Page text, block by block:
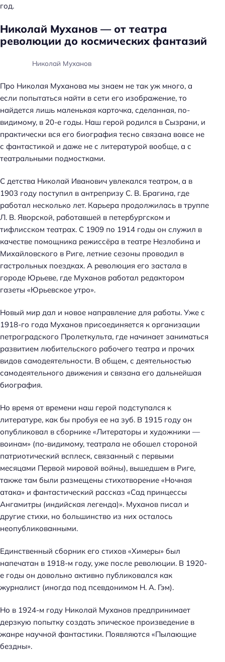
год.
Николай Муханов — от театра
революции до космических фантазий
Николай Муханов
Про Николая Муханова мы знаем не так уж много, а
если попытаться найти в сети его изображение, то
найдется лишь маленькая карточка, сделанная, по-
видимому, в 20-е годы. Наш герой родился в Сызрани, и
практически вся его биография тесно связана вовсе не
с фантастикой и даже не с литературой вообще, а с
театральными подмостками.
С детства Николай Иванович увлекался театром, а в
1903 году поступил в антрепризу С. В. Брагина, где
работал несколько лет. Карьера продолжилась в труппе
Л. В. Яворской, работавшей в петербургском и
тифлисском театрах. С 1909 по 1914 годы он служил в
качестве помощника режиссёра в театре Незлобина и
Михайловского в Риге, летние сезоны проводил в
гастрольных поездках. А революция его застала в
городе Юрьеве, где Муханов работал редактором
газеты «Юрьевское утро».
Новый мир дал и новое направление для работы. Уже с
1918-го года Муханов присоединяется к организации
петроградского Пролеткульта, где начинает заниматься
развитием любительского рабочего театра и прочих
видов самодеятельности. В общем, с деятельностью
самодеятельного движения и связана его дальнейшая
биография.
Но время от времени наш герой подступался к
литературе, как бы пробуя ее на зуб. В 1915 году он
опубликовал в сборнике «Литераторы и художники —
воинам» (по-видимому, театрала не обошел стороной
патриотический всплеск, связанный с первыми
месяцами Первой мировой войны), вышедшем в Риге,
также там были размещены стихотворение «Ночная
атака» и фантастический рассказ «Сад принцессы
Ангамитры (индийская легенда)». Муханов писал и
другие стихи, но большинство из них осталось
неопубликованными.
Единственный сборник его стихов «Химеры» был
напечатан в 1918-м году, уже после революции. В 1920-
е годы он довольно активно публиковался как
журналист (иногда под псевдонимом Н. А. Гэм).
Но в 1924-м году Николай Муханов предпринимает
дерзкую попытку создать эпическое произведение в
жанре научной фантастики. Появляются «Пылающие
бездны».